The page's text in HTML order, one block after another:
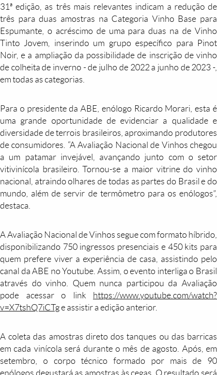
31ª edição, as três mais relevantes indicam a redução de
três para duas amostras na Categoria Vinho Base para
Espumante, o acréscimo de uma para duas na de Vinho
Tinto Jovem, inserindo um grupo específico para Pinot
Noir, e a ampliação da possibilidade de inscrição de vinho
de colheita de inverno - de julho de 2022 a junho de 2023 -,
em todas as categorias.
Para o presidente da ABE, enólogo Ricardo Morari, esta é
uma grande oportunidade de evidenciar a qualidade e
diversidade de terrois brasileiros, aproximando produtores
de consumidores. “A Avaliação Nacional de Vinhos chegou
a um patamar invejável, avançando junto com o setor
vitivinícola brasileiro. Tornou-se a maior vitrine do vinho
nacional, atraindo olhares de todas as partes do Brasil e do
mundo, além de servir de termômetro para os enólogos”,
destaca.
A Avaliação Nacional de Vinhos segue com formato híbrido,
disponibilizando 750 ingressos presenciais e 450 kits para
quem prefere viver a experiência de casa, assistindo pelo
canal da ABE no Youtube. Assim, o evento interliga o Brasil
através do vinho. Quem nunca participou da Avaliação
pode acessar o link https://www.youtube.com/watch?
v=X7tshQ7iCTge assistir a edição anterior.
A coleta das amostras direto dos tanques ou das barricas
em cada vinícola será durante o mês de agosto. Após, em
setembro, o corpo técnico formado por mais de 90
enólogos degustará as amostras às cegas. O resultado será